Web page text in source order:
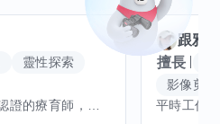
靈性探索
跟雅
擅長
影像剪